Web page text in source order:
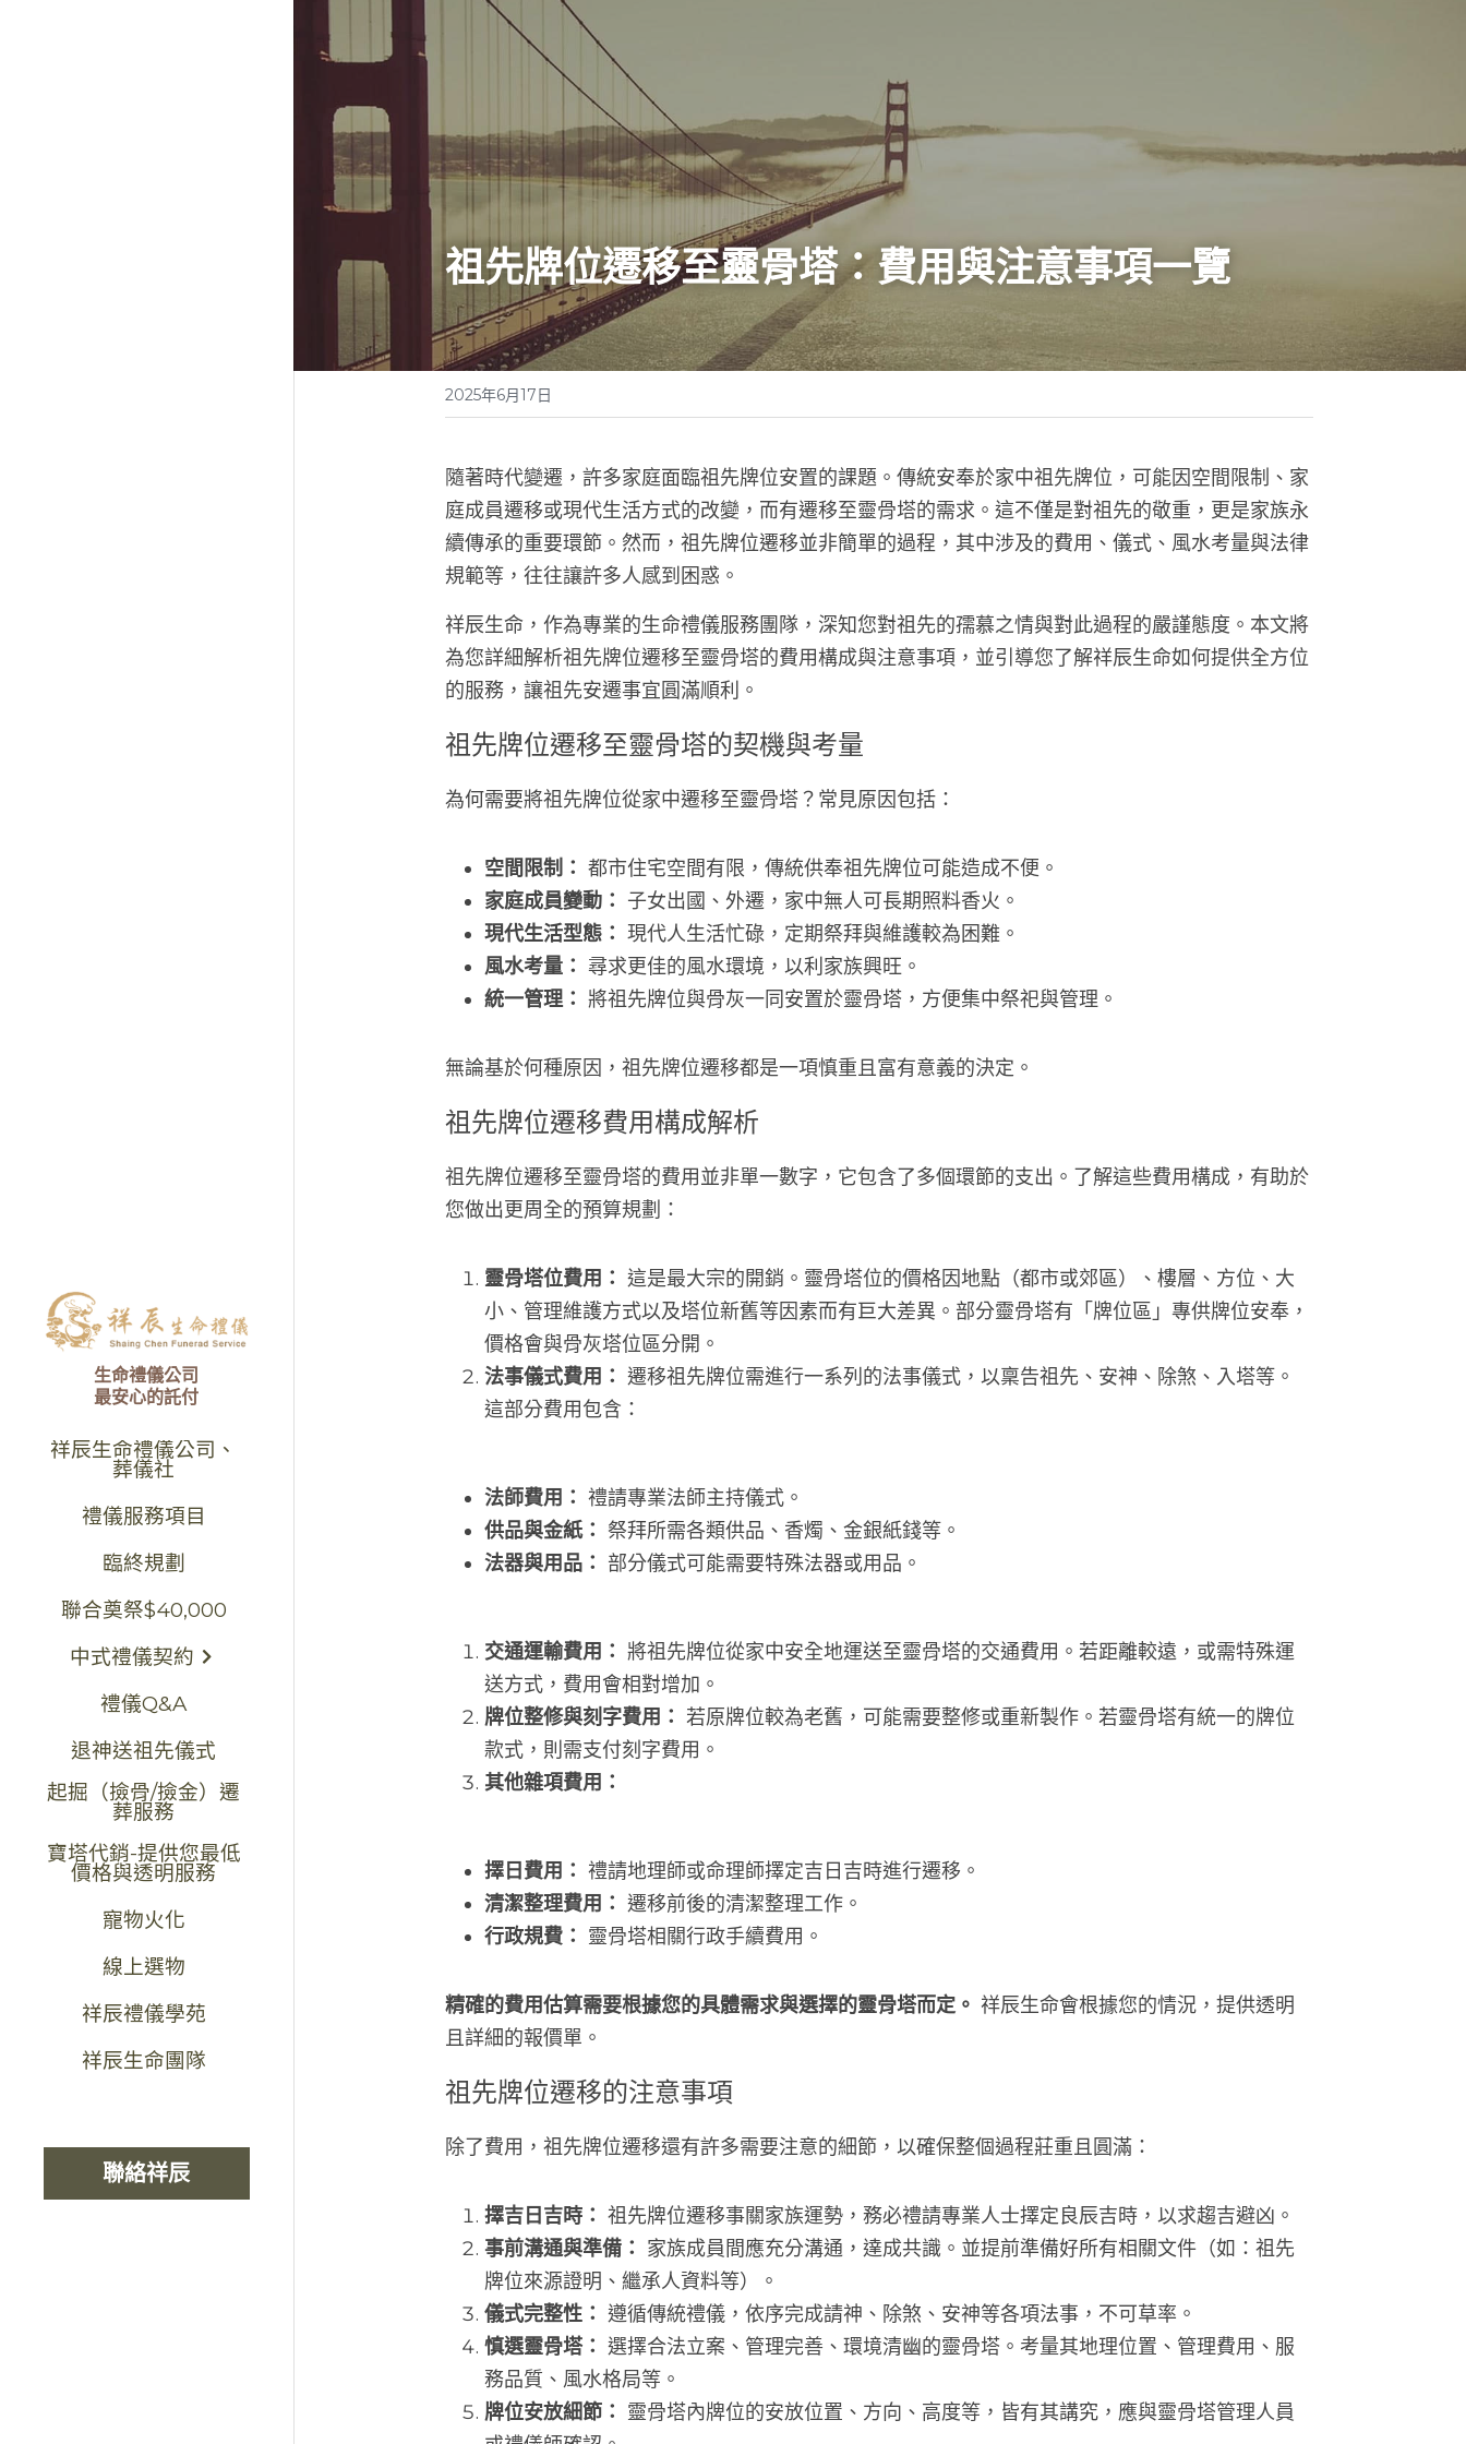
生命禮儀公司
最安心的託付
祥辰生命禮儀公司、
葬儀社
禮儀服務項目
臨終規劃
聯合奠祭$40,000
中式禮儀契約
禮儀Q&A
退神送祖先儀式
起掘（撿骨/撿金）遷
葬服務
寶塔代銷-提供您最低
價格與透明服務
寵物火化
線上選物
祥辰禮儀學苑
祥辰生命團隊
聯絡祥辰
祖先牌位遷移至靈骨塔：費用與注意事項一覽
2025年6月17日
隨著時代變遷，許多家庭面臨祖先牌位安置的課題。傳統安奉於家中祖先牌位，可能因空間限制、家
庭成員遷移或現代生活方式的改變，而有遷移至靈骨塔的需求。這不僅是對祖先的敬重，更是家族永
續傳承的重要環節。然而，祖先牌位遷移並非簡單的過程，其中涉及的費用、儀式、風水考量與法律
規範等，往往讓許多人感到困惑。
祥辰生命，作為專業的生命禮儀服務團隊，深知您對祖先的孺慕之情與對此過程的嚴謹態度。本文將
為您詳細解析祖先牌位遷移至靈骨塔的費用構成與注意事項，並引導您了解祥辰生命如何提供全方位
的服務，讓祖先安遷事宜圓滿順利。
祖先牌位遷移至靈骨塔的契機與考量
為何需要將祖先牌位從家中遷移至靈骨塔？常見原因包括：
空間限制： 都市住宅空間有限，傳統供奉祖先牌位可能造成不便。
家庭成員變動： 子女出國、外遷，家中無人可長期照料香火。
現代生活型態： 現代人生活忙碌，定期祭拜與維護較為困難。
風水考量： 尋求更佳的風水環境，以利家族興旺。
統一管理： 將祖先牌位與骨灰一同安置於靈骨塔，方便集中祭祀與管理。
無論基於何種原因，祖先牌位遷移都是一項慎重且富有意義的決定。
祖先牌位遷移費用構成解析
祖先牌位遷移至靈骨塔的費用並非單一數字，它包含了多個環節的支出。了解這些費用構成，有助於
您做出更周全的預算規劃：
靈骨塔位費用： 這是最大宗的開銷。靈骨塔位的價格因地點（都市或郊區）、樓層、方位、大
小、管理維護方式以及塔位新舊等因素而有巨大差異。部分靈骨塔有「牌位區」專供牌位安奉，
價格會與骨灰塔位區分開。
法事儀式費用： 遷移祖先牌位需進行一系列的法事儀式，以稟告祖先、安神、除煞、入塔等。
這部分費用包含：
法師費用： 禮請專業法師主持儀式。
供品與金紙： 祭拜所需各類供品、香燭、金銀紙錢等。
法器與用品： 部分儀式可能需要特殊法器或用品。
交通運輸費用： 將祖先牌位從家中安全地運送至靈骨塔的交通費用。若距離較遠，或需特殊運
送方式，費用會相對增加。
牌位整修與刻字費用： 若原牌位較為老舊，可能需要整修或重新製作。若靈骨塔有統一的牌位
款式，則需支付刻字費用。
其他雜項費用：
擇日費用： 禮請地理師或命理師擇定吉日吉時進行遷移。
清潔整理費用： 遷移前後的清潔整理工作。
行政規費： 靈骨塔相關行政手續費用。
精確的費用估算需要根據您的具體需求與選擇的靈骨塔而定。 祥辰生命會根據您的情況，提供透明
且詳細的報價單。
祖先牌位遷移的注意事項
除了費用，祖先牌位遷移還有許多需要注意的細節，以確保整個過程莊重且圓滿：
擇吉日吉時： 祖先牌位遷移事關家族運勢，務必禮請專業人士擇定良辰吉時，以求趨吉避凶。
事前溝通與準備： 家族成員間應充分溝通，達成共識。並提前準備好所有相關文件（如：祖先
牌位來源證明、繼承人資料等）。
儀式完整性： 遵循傳統禮儀，依序完成請神、除煞、安神等各項法事，不可草率。
慎選靈骨塔： 選擇合法立案、管理完善、環境清幽的靈骨塔。考量其地理位置、管理費用、服
務品質、風水格局等。
牌位安放細節： 靈骨塔內牌位的安放位置、方向、高度等，皆有其講究，應與靈骨塔管理人員